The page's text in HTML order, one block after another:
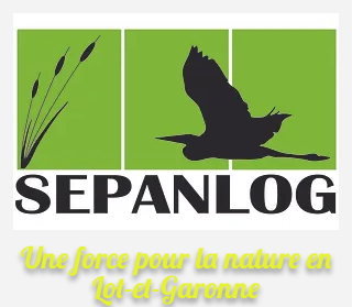
Une force pour la natureen
Lot-et-Garonne